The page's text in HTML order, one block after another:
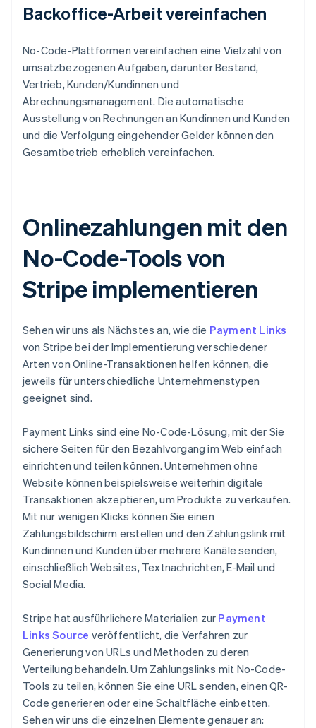
Backoffice-Arbeit vereinfachen
No-Code-Plattformen vereinfachen eine Vielzahl von
umsatzbezogenen Aufgaben, darunter Bestand,
Vertrieb, Kunden/Kundinnen und
Abrechnungsmanagement. Die automatische
Ausstellung von Rechnungen an Kundinnen und Kunden
und die Verfolgung eingehender Gelder können den
Gesamtbetrieb erheblich vereinfachen.
Onlinezahlungen mit den
No-Code-Tools von
Stripe implementieren
Sehen wir uns als Nächstes an, wie die Payment Links
von Stripe bei der Implementierung verschiedener
Arten von Online-Transaktionen helfen können, die
jeweils für unterschiedliche Unternehmenstypen
geeignet sind.
Payment Links sind eine No-Code-Lösung, mit der Sie
sichere Seiten für den Bezahlvorgang im Web einfach
einrichten und teilen können. Unternehmen ohne
Website können beispielsweise weiterhin digitale
Transaktionen akzeptieren, um Produkte zu verkaufen.
Mit nur wenigen Klicks können Sie einen
Zahlungsbildschirm erstellen und den Zahlungslink mit
Kundinnen und Kunden über mehrere Kanäle senden,
einschließlich Websites, Textnachrichten, E-Mail und
Social Media.
Stripe hat ausführlichere Materialien zur Payment
Links Source veröffentlicht, die Verfahren zur
Generierung von URLs und Methoden zu deren
Verteilung behandeln. Um Zahlungslinks mit No-Code-
Tools zu teilen, können Sie eine URL senden, einen QR-
Code generieren oder eine Schaltfläche einbetten.
Sehen wir uns die einzelnen Elemente genauer an: